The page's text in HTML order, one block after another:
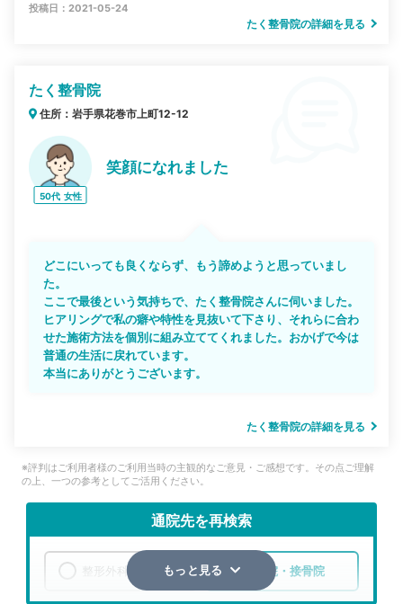
投稿日：2021-05-24
たく整骨院の詳細を見る
たく整骨院
住所：岩手県花巻市上町12-12
50代 女性
笑顔になれました
どこにいっても良くならず、もう諦めようと思っていまし
た。
ここで最後という気持ちで、たく整骨院さんに伺いました。
ヒアリングで私の癖や特性を見抜いて下さり、それらに合わ
せた施術方法を個別に組み立ててくれました。おかげで今は
普通の生活に戻れています。
本当にありがとうございます。
たく整骨院の詳細を見る
※評判はご利用者様のご利用当時の主観的なご意見・ご感想です。その点ご理解
の上、一つの参考としてご活用ください。
通院先を再検索
整形外科 整骨院・接骨院
もっと見る